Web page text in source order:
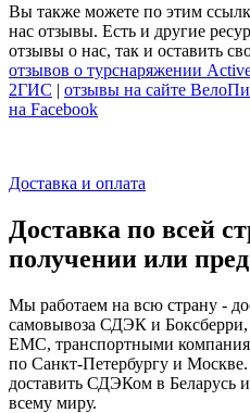
Вы также можете по этим
нас отзывы. Есть и другие
отзывы о нас, так и оставить
отзывов о турснаряжении
2ГИС | отзывы на сайте
на Facebook
Доставка и оплата
Доставка по всей
получении или
Мы работаем на всю страну -
самовывоза СДЭК и
ЕМС, транспортными
по Санкт-Петербургу и
доставить СДЭКом в Беларусь
всему миру.